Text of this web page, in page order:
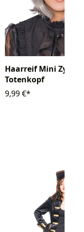
Haarreif Mini
Totenkopf
9,99 €*